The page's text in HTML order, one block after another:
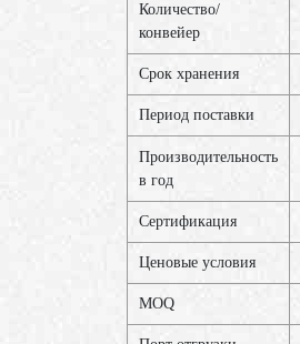
Количество/
конвейер
Срок хранения
Период поставки
Производительность
в год
Сертификация
Ценовые условия
MOQ